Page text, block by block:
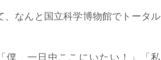
なんと国立科学博物館でトータル
、一日中ここにいたい！」「私